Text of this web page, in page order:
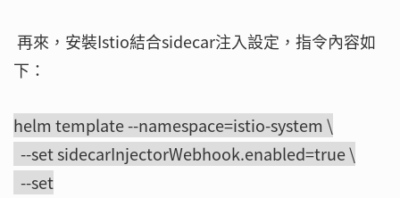
再來，安裝Istio結合sidecar注入設定，指令內容如
下：
helm template --namespace=istio-system \
--set sidecarInjectorWebhook.enabled=true \
--set